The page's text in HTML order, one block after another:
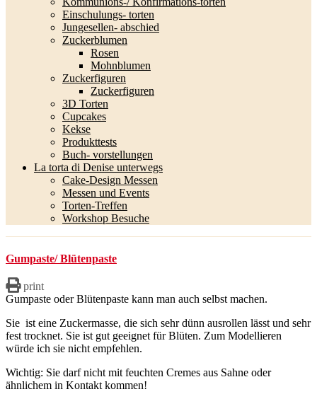
Einschulungs- torten
Jungesellen- abschied
Zuckerblumen
Rosen
Mohnblumen
Zuckerfiguren
Zuckerfiguren
3D Torten
Cupcakes
Kekse
Produkttests
Buch- vorstellungen
La torta di Denise unterwegs
Cake-Design Messen
Messen und Events
Torten-Treffen
Workshop Besuche
Gumpaste/ Blütenpaste
print
Gumpaste oder Blütenpaste kann man auch selbst machen.
Sie ist eine Zuckermasse, die sich sehr dünn ausrollen lässt und sehr
fest trocknet. Sie ist gut geeignet für Blüten. Zum Modellieren
würde ich sie nicht empfehlen.
Wichtig: Sie darf nicht mit feuchten Cremes aus Sahne oder
ähnlichem in Kontakt kommen!